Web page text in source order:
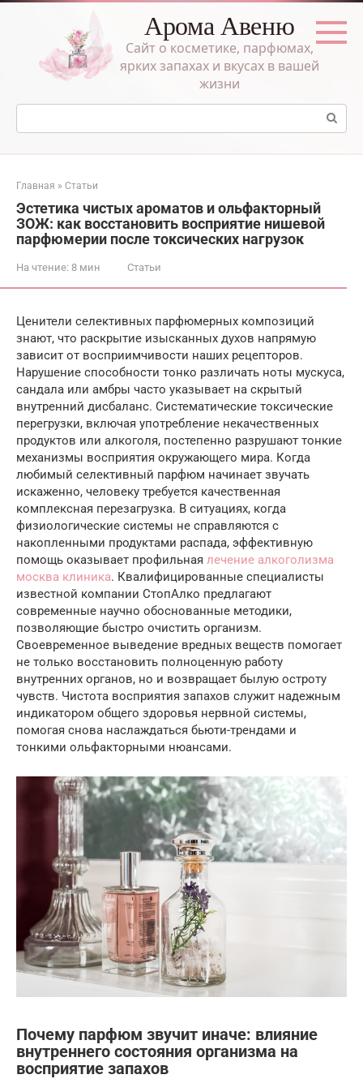
Перейти
Арома Авеню
Сайт о косметике, парфюмах,
ярких запахах и вкусах в вашей
жизни
Поиск:
Главная » Статьи
Эстетика чистых ароматов и ольфакторный
ЗОЖ: как восстановить восприятие нишевой
парфюмерии после токсических нагрузок
На чтение: 8 мин Статьи
Ценители селективных парфюмерных композиций
знают, что раскрытие изысканных духов напрямую
зависит от восприимчивости наших рецепторов.
Нарушение способности тонко различать ноты мускуса,
сандала или амбры часто указывает на скрытый
внутренний дисбаланс. Систематические токсические
перегрузки, включая употребление некачественных
продуктов или алкоголя, постепенно разрушают тонкие
механизмы восприятия окружающего мира. Когда
любимый селективный парфюм начинает звучать
искаженно, человеку требуется качественная
комплексная перезагрузка. В ситуациях, когда
физиологические системы не справляются с
накопленными продуктами распада, эффективную
помощь оказывает профильная лечение алкоголизма
москва клиника. Квалифицированные специалисты
известной компании СтопАлко предлагают
современные научно обоснованные методики,
позволяющие быстро очистить организм.
Своевременное выведение вредных веществ помогает
не только восстановить полноценную работу
внутренних органов, но и возвращает былую остроту
чувств. Чистота восприятия запахов служит надежным
индикатором общего здоровья нервной системы,
помогая снова наслаждаться бьюти-трендами и
тонкими ольфакторными нюансами.
Почему парфюм звучит иначе: влияние
внутреннего состояния организма на
восприятие запахов